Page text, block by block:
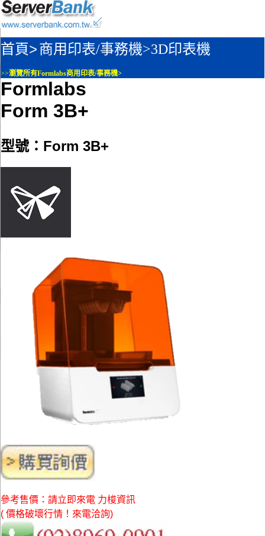
首頁>商用印表/事務機>3D印表機
>>瀏覽所有Formlabs商用印表/事務機>
Formlabs
Form 3B+
型號：Form 3B+
參考售價：請立即來電 力梭資訊
( 價格破壞行情！來電洽詢)